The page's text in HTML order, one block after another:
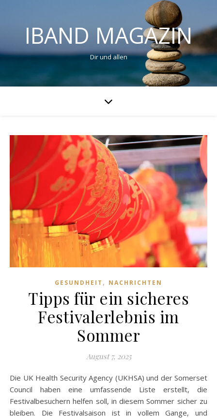
IBAND MAGAZIN
Dir und allen
GESUNDHEIT , NACHRICHTEN
Tipps für ein sicheres
Festivalerlebnis im
Sommer
August 7, 2025
Die UK Health Security Agency (UKHSA) und der Somerset
Council haben eine umfassende Liste erstellt, die
Festivalbesuchern helfen soll, in diesem Sommer sicher zu
bleiben. Die Festivalsaison ist in vollem Gange, und